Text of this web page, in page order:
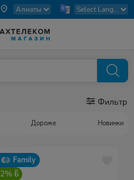
Фильтр
Дороже Новинки
Family
2%